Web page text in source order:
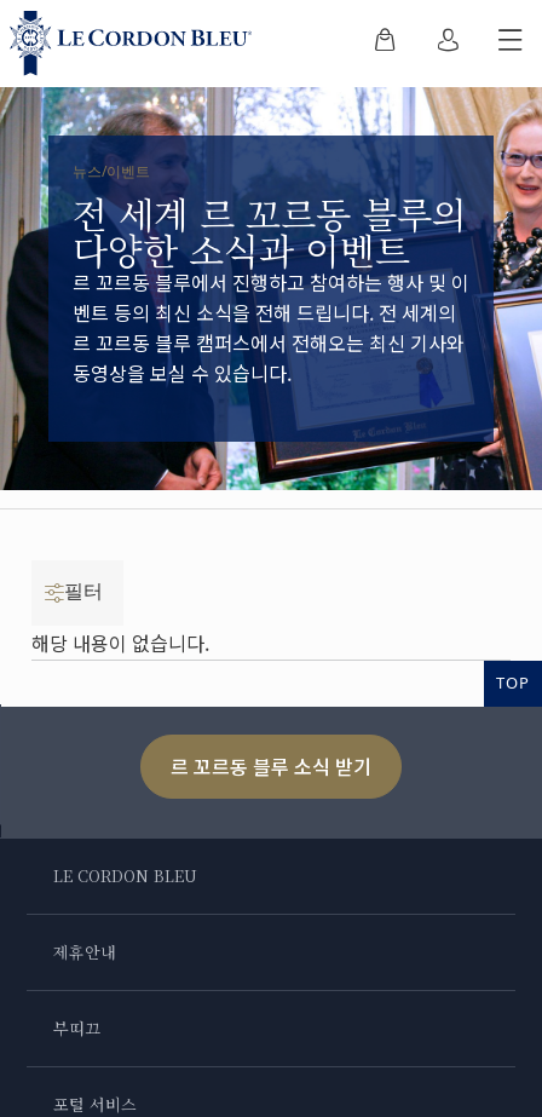
뉴스/이벤트
전 세계 르 꼬르동 블루의
다양한 소식과 이벤트
르 꼬르동 블루에서 진행하고 참여하는 행사 및 이
벤트 등의 최신 소식을 전해 드립니다. 전 세계의
르 꼬르동 블루 캠퍼스에서 전해오는 최신 기사와
동영상을 보실 수 있습니다.
필터
해당 내용이 없습니다.
TOP
르 꼬르동 블루 소식 받기
LE CORDON BLEU
제휴안내
부띠끄
포털 서비스